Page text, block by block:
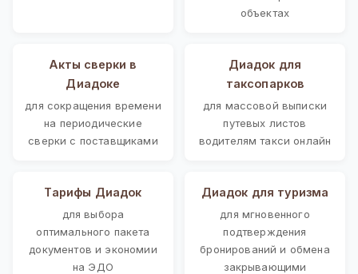
объектах
Акты сверки в
Диадоке
для сокращения времени
на периодические
сверки с поставщиками
Диадок для
таксопарков
для массовой выписки
путевых листов
водителям такси онлайн
Тарифы Диадок
для выбора
оптимального пакета
документов и экономии
на ЭДО
Диадок для туризма
для мгновенного
подтверждения
бронирований и обмена
закрывающими